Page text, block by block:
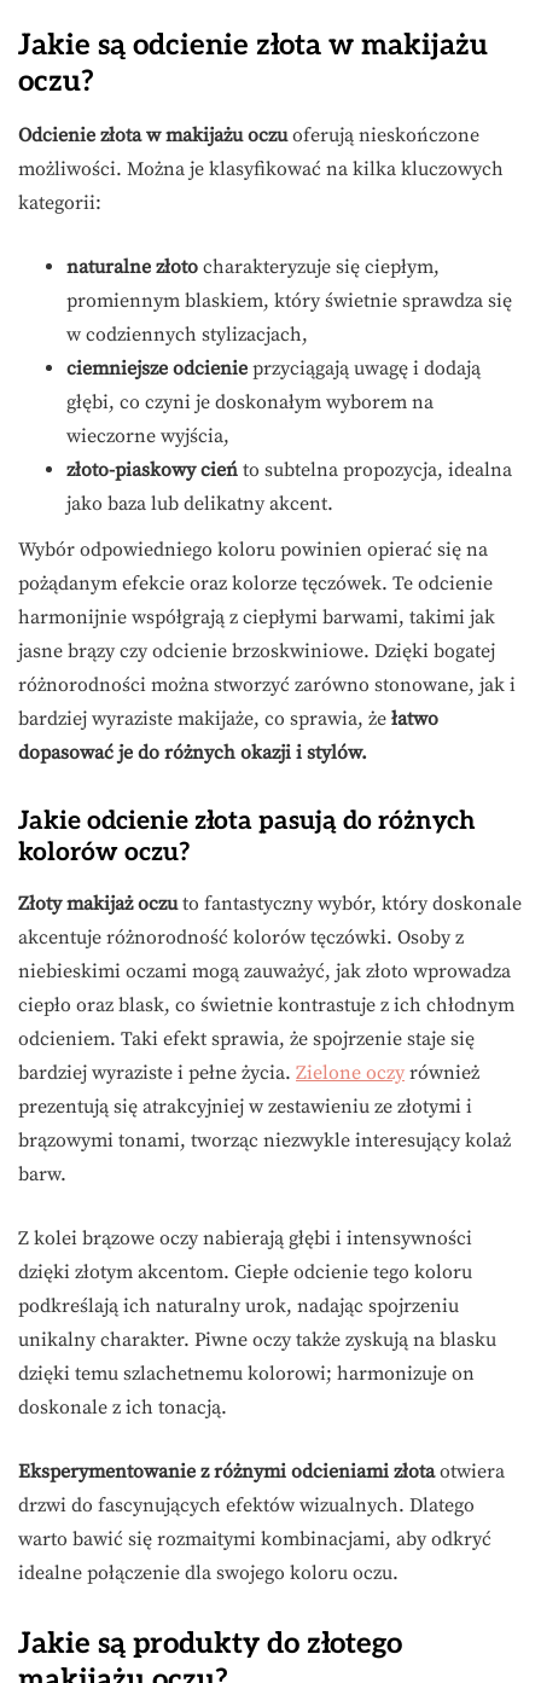
Jakie są odcienie złota w makijażu
oczu?
Odcienie złota w makijażu oczuoferują nieskończone
możliwości. Można je klasyfikować na kilka kluczowych
kategorii:
naturalne złoto charakteryzuje się ciepłym,
promiennym blaskiem, który świetnie sprawdza się
w codziennych stylizacjach,
ciemniejsze odcienie przyciągają uwagę i dodają
głębi, co czyni je doskonałym wyborem na
wieczorne wyjścia,
złoto-piaskowy cień to subtelna propozycja, idealna
jako baza lub delikatny akcent.
Wybór odpowiedniego koloru powinien opierać się na
pożądanym efekcie oraz kolorze tęczówek. Te odcienie
harmonijnie współgrają z ciepłymi barwami, takimi jak
jasne brązy czy odcienie brzoskwiniowe. Dzięki bogatej
różnorodności można stworzyć zarówno stonowane, jak i
bardziej wyraziste makijaże, co sprawia, że łatwo
dopasować je do różnych okazji i stylów.
Jakie odcienie złota pasują do różnych
kolorów oczu?
Złoty makijaż oczuto fantastyczny wybór, który doskonale
akcentuje różnorodność kolorów tęczówki. Osoby z
niebieskimi oczami mogą zauważyć, jak złoto wprowadza
ciepło oraz blask, co świetnie kontrastuje z ich chłodnym
odcieniem. Taki efekt sprawia, że spojrzenie staje się
bardziej wyraziste i pełne życia. Zielone oczy również
prezentują się atrakcyjniej w zestawieniu ze złotymi i
brązowymi tonami, tworząc niezwykle interesujący kolaż
barw.
Z kolei brązowe oczy nabierają głębi i intensywności
dzięki złotym akcentom. Ciepłe odcienie tego koloru
podkreślają ich naturalny urok, nadając spojrzeniu
unikalny charakter. Piwne oczy także zyskują na blasku
dzięki temu szlachetnemu kolorowi; harmonizuje on
doskonale z ich tonacją.
Eksperymentowanie z różnymi odcieniami złotaotwiera
drzwi do fascynujących efektów wizualnych. Dlatego
warto bawić się rozmaitymi kombinacjami, aby odkryć
idealne połączenie dla swojego koloru oczu.
Jakie są produkty do złotego